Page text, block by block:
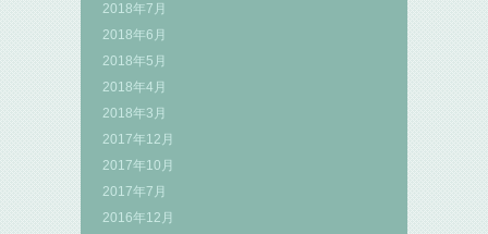
2018年7月
2018年6月
2018年5月
2018年4月
2018年3月
2017年12月
2017年10月
2017年7月
2016年12月